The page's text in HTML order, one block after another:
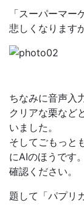
「スーパーマ
悲しくなります
ちなみに音声入
クリアな栗など
いました。
そしてごもっと
にAIのほうです
確認ください。
題して「パプリ